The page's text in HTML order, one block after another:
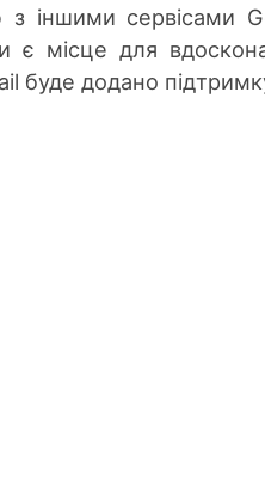
з іншими сервісами
є місце для
буде додано